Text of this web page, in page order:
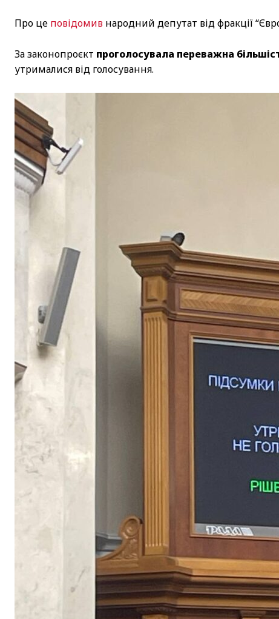
Про це повідомив народний депутат від фракції
За законопроєкт проголосувала переважна
утрималися від голосування.